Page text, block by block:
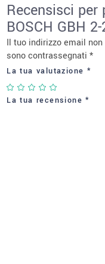
Recensisci per
BOSCH GBH
Il tuo indirizzo email
sono contrassegnati*
La tua valutazione *
La tua recensione*